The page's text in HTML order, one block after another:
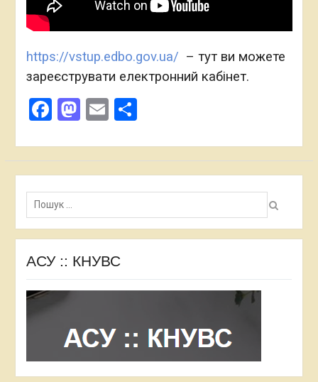
https://vstup.edbo.gov.ua/ – тут ви можете
зареєструвати електронний кабінет.
Facebook
Mastodon
EmailПоділитися
Пошук:
АСУ :: КНУВС